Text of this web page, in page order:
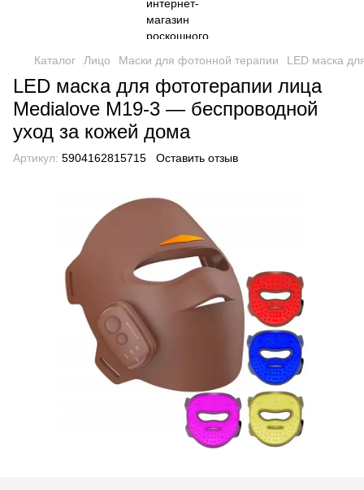
Каталог Лицо Маски для фотонной терапии LED маска
LED маска для фототерапии лица
Medialove M19-3 — беспроводной
уход за кожей дома
Артикул: 5904162815715 Оставить отзыв